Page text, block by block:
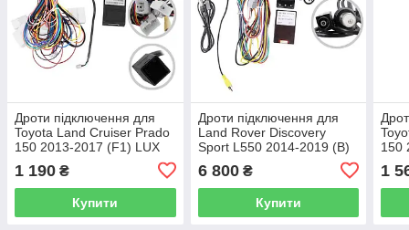
Дроти підключення для
Toyota Land Cruiser Prado
150 2013-2017 (F1) LUX
1 190 ₴
Купити
Дроти підключення для
Land Rover Discovery
Sport L550 2014-2019 (B)
6 800₴
Купити
150
1